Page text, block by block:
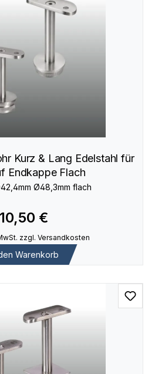
Kurz & Lang Edelstahl für
Endkappe Flach
Ø48,3mm flach
10,50 €
zzgl. Versandkosten
Warenkorb